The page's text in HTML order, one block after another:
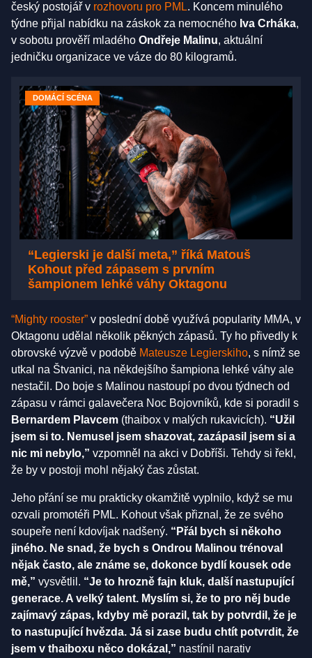
český postojář v rozhovoru pro PML. Koncem minulého
týdne přijal nabídku na záskok za nemocného Iva Crháka,
v sobotu prověří mladého Ondřeje Malinu, aktuální
jedničku organizace ve váze do 80 kilogramů.
DOMÁCÍ SCÉNA
“Legierski je další meta,” říká Matouš
Kohout před zápasem s prvním
šampionem lehké váhy Oktagonu
“Mighty rooster” v poslední době využívá popularity MMA, v
Oktagonu udělal několik pěkných zápasů. Ty ho přivedly k
obrovské výzvě v podobě Mateusze Legierskiho, s nímž se
utkal na Štvanici, na někdejšího šampiona lehké váhy ale
nestačil. Do boje s Malinou nastoupí po dvou týdnech od
zápasu v rámci galavečera Noc Bojovníků, kde si poradil s
Bernardem Plavcem (thaibox v malých rukavicích). “Užil
jsem si to. Nemusel jsem shazovat, zazápasil jsem si a
nic mi nebylo,” vzpomněl na akci v Dobříši. Tehdy si řekl,
že by v postoji mohl nějaký čas zůstat.
Jeho přání se mu prakticky okamžitě vyplnilo, když se mu
ozvali promotéři PML. Kohout však přiznal, že ze svého
soupeře není kdovíjak nadšený. “Přál bych si někoho
jiného. Ne snad, že bych s Ondrou Malinou trénoval
nějak často, ale známe se, dokonce bydlí kousek ode
mě,” vysvětlil. “Je to hrozně fajn kluk, další nastupující
generace. A velký talent. Myslím si, že to pro něj bude
zajímavý zápas, kdyby mě porazil, tak by potvrdil, že je
to nastupující hvězda. Já si zase budu chtít potvrdit, že
jsem v thaiboxu něco dokázal,” nastínil narativ